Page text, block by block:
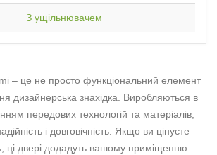
З ущільнювачем
– це не просто функціональний елемент
дизайнерська знахідка. Виробляються в
передових технологій та матеріалів,
і довговічність. Якщо ви цінуєте
ці двері додадуть вашому приміщенню